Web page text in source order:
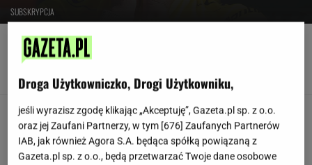
SUBSKRYPCJA
Poszedł na L4 i stracił pracę. Firma zapłaci
Teściowa mówi, że jest mamą jej
dziecka. "Chyba oszaleję"
KLAUDIA KIERZKOWSKA
Droga Użytkowniczko, Drogi Użytkowniku,
jeśli wyrazisz zgodę klikając „Akceptuję”, Gazeta.pl sp. z o.o.
oraz jej Zaufani Partnerzy, w tym [676] Zaufanych Partnerów
IAB, jak również Agora S.A. będąca spółką powiązaną z
Gazeta.pl sp. z o.o., będą przetwarzać Twoje dane osobowe